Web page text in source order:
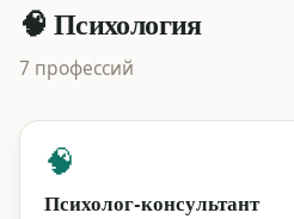
🧠 Психология
7 профессий
🧠
Психолог-консультант